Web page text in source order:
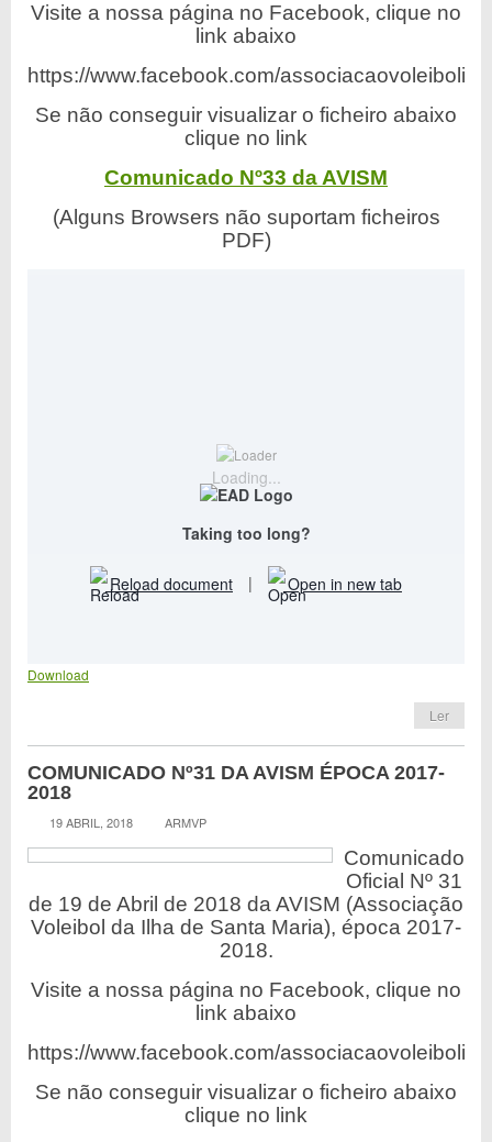
Visite a nossa página no Facebook, clique no
link abaixo
https://www.facebook.com/
Se não conseguir visualizar o ficheiro abaixo
clique no link
Comunicado Nº33 da AVISM
(Alguns Browsers não suportam ficheiros
PDF)
Loading...
Taking too long?
Reload document | Open in new tab
Download
Ler
COMUNICADO Nº31 DA AVISM ÉPOCA 2017-
2018
19 ABRIL, 2018 ARMVP
Comunicado
Oficial Nº 31
de 19 de Abril de 2018 da AVISM (Associação
Voleibol da Ilha de Santa Maria), época 2017-
2018.
Visite a nossa página no Facebook, clique no
link abaixo
https://www.facebook.com/
Se não conseguir visualizar o ficheiro abaixo
clique no link